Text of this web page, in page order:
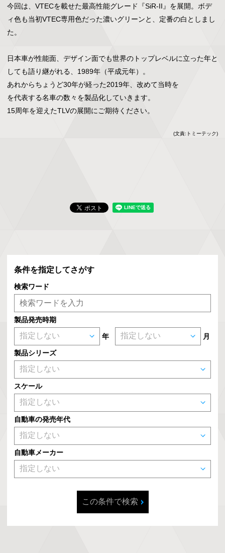
今回は、VTECを載せた最高性能グレード『SiR-II』を展開。ボデ
ィ色も当初VTEC専用色だった濃いグリーンと、定番の白としまし
た。
日本車が性能面、デザイン面でも世界のトップレベルに立った年と
しても語り継がれる、1989年（平成元年）。
あれからちょうど30年が経った2019年、改めて当時を
を代表する名車の数々を製品化していきます。
15周年を迎えたTLVの展開にご期待ください。
(文責:トミーテック)
条件を指定してさがす
検索ワード
製品発売時期
年 月
製品シリーズ
スケール
自動車の発売年代
自動車メーカー
この条件で検索